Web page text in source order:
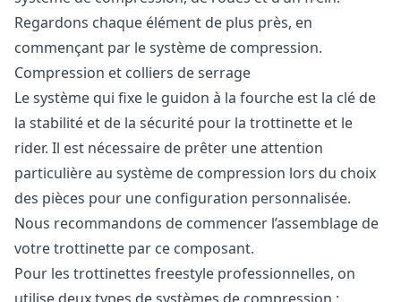
Regardons chaque élément de plus près, en
commençant par le système de compression.
Compression et colliers de serrage
Le système qui fixe le guidon à la fourche est la clé de
la stabilité et de la sécurité pour la trottinette et le
rider. Il est nécessaire de prêter une attention
particulière au système de compression lors du choix
des pièces pour une configuration personnalisée.
Nous recommandons de commencer l’assemblage de
votre trottinette par ce composant.
Pour les trottinettes freestyle professionnelles, on